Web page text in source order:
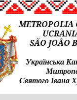
METROPOLIA
SÃO JOÃO
Українська
Святого Івана